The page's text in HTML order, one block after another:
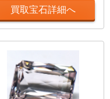
買取宝石詳細へ